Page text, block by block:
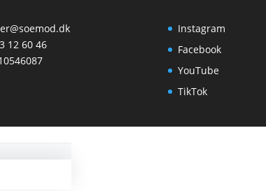
12 60 46
Instagram
Facebook
YouTube
TikTok